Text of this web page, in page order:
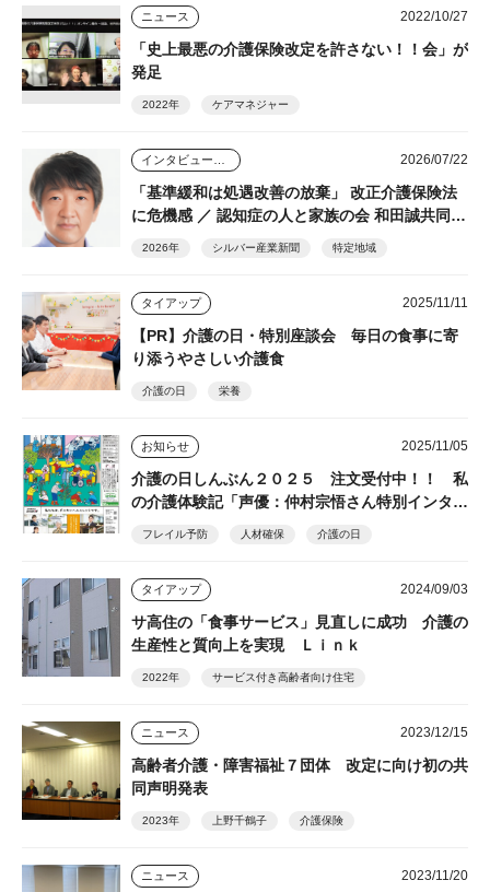
ニュース 2022/10/27
「史上最悪の介護保険改定を許さない！！会」が
発足
2022年 ケアマネジャー
2026/07/22
「基準緩和は処遇改善の放棄」 改正介護保険法
に危機感 ／ 認知症の人と家族の会 和田誠共同代
表 志田信也副代表
2026年 シルバー産業新聞 特定地域
タイアップ 2025/11/11
【PR】介護の日・特別座談会 毎日の食事に寄
り添うやさしい介護食
介護の日 栄養
お知らせ 2025/11/05
介護の日しんぶん２０２５ 注文受付中！！ 私
の介護体験記「声優：仲村宗悟さん特別インタビ
ュー」など掲載
フレイル予防 人材確保 介護の日
タイアップ 2024/09/03
サ高住の「食事サービス」見直しに成功 介護の
生産性と質向上を実現 Ｌｉｎｋ
2022年 サービス付き高齢者向け住宅
ニュース 2023/12/15
高齢者介護・障害福祉７団体 改定に向け初の共
同声明発表
2023年 上野千鶴子 介護保険
ニュース 2023/11/20